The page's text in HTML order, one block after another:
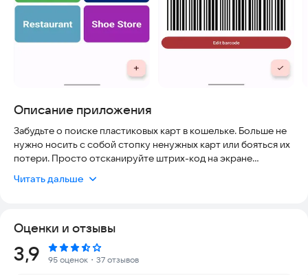
Описание приложения
Забудьте о поиске пластиковых карт в кошельке. Больше не
нужно носить с собой стопку ненужных карт или бояться их
потери. Просто отсканируйте штрих-код на экране
избавит от необходимости носить тяжелый бумажник,
Ваше устройство превращается в универсальный
инструмент для управления всеми видами карт. Вы можете
заменить бесполезный пластик на цифровые копии, которые
Читать дальше
Оценки и отзывы
Рейтинг:
3,9 95 оценок ・37 отзывов